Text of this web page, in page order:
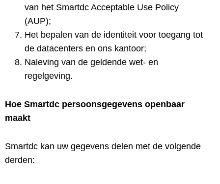
van het Smartdc Acceptable Use Policy
(AUP);
Het bepalen van de identiteit voor toegang tot
de datacenters en ons kantoor;
Naleving van de geldende wet- en
regelgeving.
Hoe Smartdc persoonsgegevens openbaar
maakt
Smartdc kan uw gegevens delen met de volgende
derden: